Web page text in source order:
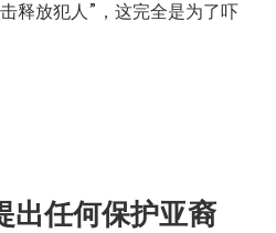
释放犯人”，这完全是为了吓
出任何保护亚裔